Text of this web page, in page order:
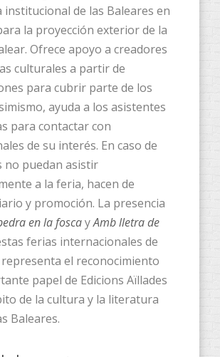
institucional de las Baleares en
la proyección exterior de la
Ofrece apoyo a creadores
culturales a partir de
para cubrir parte de los
ayuda a los asistentes
para contactar con
de su interés. En caso de
no puedan asistir
a la feria, hacen de
y promoción. La presencia
en la foscayAmb lletra de
ferias internacionales de
el reconocimiento
papel de Edicions Aïllades
de la cultura y la literatura
Baleares.